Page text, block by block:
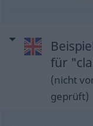
für
(nicht
geprüft)